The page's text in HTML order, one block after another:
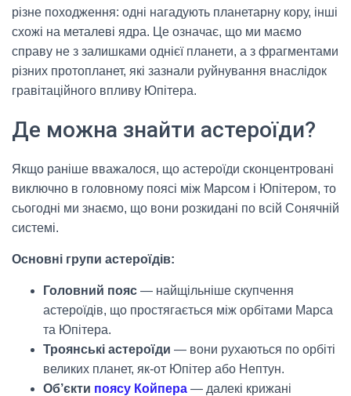
різне походження: одні нагадують планетарну кору, інші
схожі на металеві ядра. Це означає, що ми маємо
справу не з залишками однієї планети, а з фрагментами
різних протопланет, які зазнали руйнування внаслідок
гравітаційного впливу Юпітера.
Де можна знайти астероїди?
Якщо раніше вважалося, що астероїди сконцентровані
виключно в головному поясі між Марсом і Юпітером, то
сьогодні ми знаємо, що вони розкидані по всій Сонячній
системі.
Основні групи астероїдів:
Головний пояс — найщільніше скупчення
астероїдів, що простягається між орбітами Марса
та Юпітера.
Троянські астероїди — вони рухаються по орбіті
великих планет, як-от Юпітер або Нептун.
Об’єкти поясу Койпера — далекі крижані